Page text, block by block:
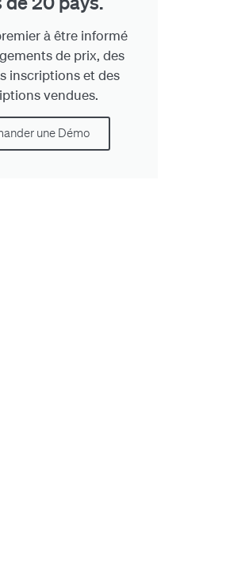
à être informé
de prix, des
inscriptions et des
vendues.
une Démo